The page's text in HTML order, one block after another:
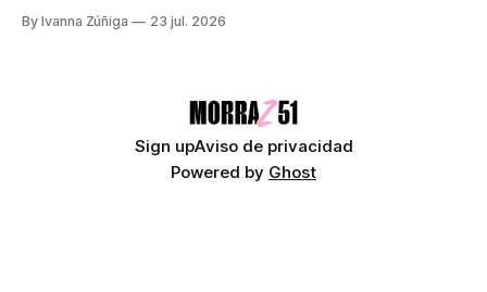
Audiocolumna0:00/580.5121× "Free as a Bird" - The
By Ivanna Zúñiga 23 jul. 2026
Sign upAviso de privacidad
Powered by Ghost